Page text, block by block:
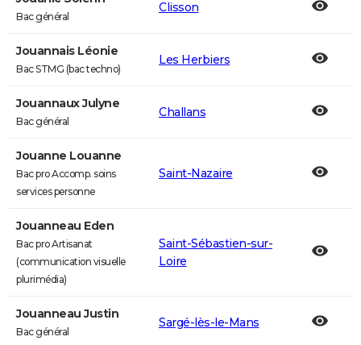
Bac général
Clisson
Jouannais Léonie
Bac STMG (bac techno)
Les Herbiers
Jouannaux Julyne
Bac général
Challans
Jouanne Louanne
Bac pro Accomp. soins
services personne
Saint-Nazaire
Jouanneau Eden
Bac pro Artisanat
(communication visuelle
plurimédia)
Saint-Sébastien-sur-
Loire
Jouanneau Justin
Bac général
Sargé-lès-le-Mans